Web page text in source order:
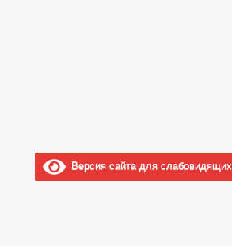
Версия сайта для слабовидящих